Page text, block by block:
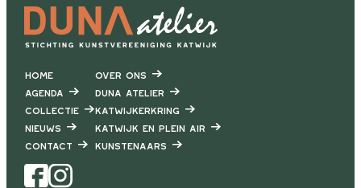
Home
Agenda
Collectie
Nieuws
Contact
Facebook Instagram
Over ons
DUNA Atelier
Katwijkerkring
Katwijk en Plein air
Kunstenaars